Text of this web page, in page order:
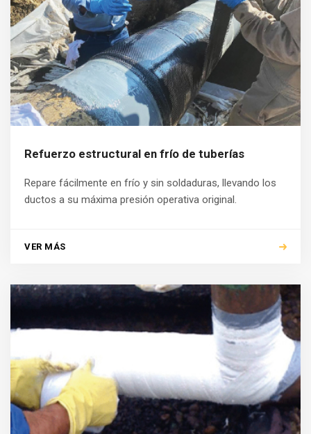
Refuerzo estructural en frío de tuberías
Repare fácilmente en frío y sin soldaduras, llevando los
ductos a su máxima presión operativa original.
VER MÁS